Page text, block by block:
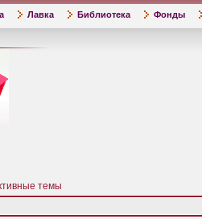
Лавка Библиотека Фонды
темы